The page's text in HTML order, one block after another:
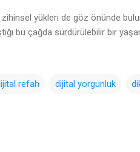
yükleri de göz önünde
bu çağda sürdürülebilir bir
refah dijital yorgunluk